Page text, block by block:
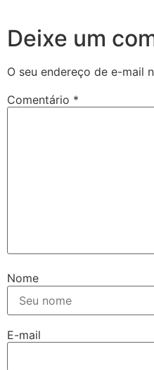
Deixe um
O seu endereço de e-mail
Comentário *
Nome
E-mail